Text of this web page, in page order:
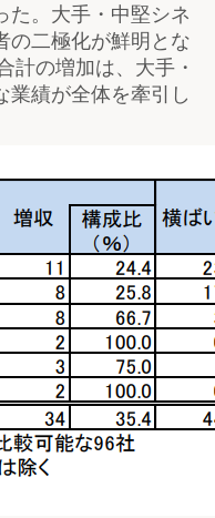
た。大手・中堅シネ
の二極化が鮮明とな
計の増加は、大手・
業績が全体を牽引し